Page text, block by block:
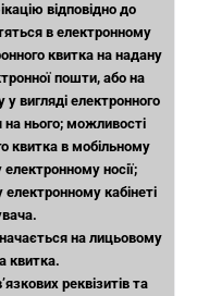
відповідно до
в електронному
квитка на надану
пошти, або на
вигляді електронного
нього; можливості
квитка в мобільному
носії;
кабінеті
на лицьовому
квитка.
реквізитів та